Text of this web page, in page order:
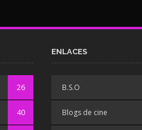
26
40
ENLACES
B.S.O
Blogs de cine